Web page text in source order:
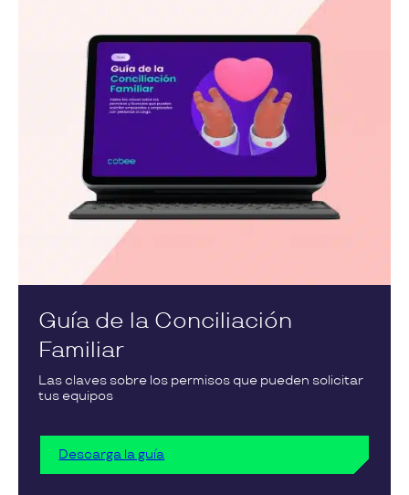
Guía de la Conciliación
Familiar
Las claves sobre los permisos que pueden solicitar
tus equipos
Descarga la guía